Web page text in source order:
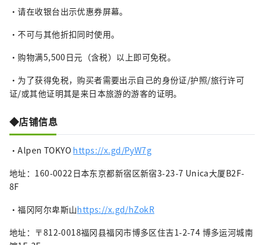
・请在收银台出示优惠券屏幕。
・不可与其他折扣同时使用。
・购物满5,500日元（含税）以上即可免税。
・为了获得免税，购买者需要出示自己的身份证/护照/旅行许可
证/或其他证明其是来日本旅游的游客的证明。
◆店铺信息
・Alpen TOKYO https://x.gd/PyW7g
地址：160-0022日本东京都新宿区新宿3-23-7 Unica大厦B2F-
8F
・福冈阿尔卑斯山https://x.gd/hZokR
地址：〒812-0018福冈县福冈市博多区住吉1-2-74 博多运河城南